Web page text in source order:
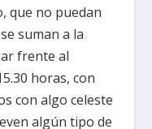
que no puedan
suman a la
frente al
horas, con
con algo celeste
algún tipo de